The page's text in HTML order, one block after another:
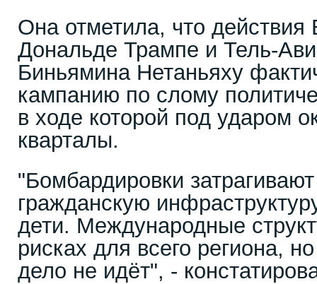
Она отметила, что действия
Дональде Трампе и Тель-
Биньямина Нетаньяху
кампанию по слому
в ходе которой под ударом
кварталы.
"Бомбардировки
гражданскую
дети. Международные
рисках для всего региона,
дело не идёт", -